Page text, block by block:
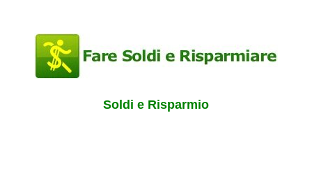
Soldi e Risparmio